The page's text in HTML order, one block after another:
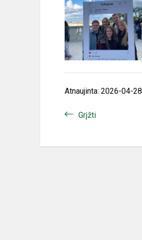
Atnaujinta: 2026-04-28
Grįžti